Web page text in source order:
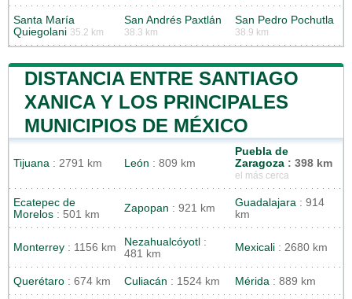
Santa María
Quiegolani 35.2 km
San Andrés Paxtlán
38.3 km
San Pedro Pochutla
38.9 km
DISTANCIA ENTRE SANTIAGO
XANICA Y LOS PRINCIPALES
MUNICIPIOS DE MÉXICO
Tijuana : 2791 km León : 809 km
Puebla de
Zaragoza : 398 km
el más cerca
Ecatepec de
Morelos : 501 km
Zapopan : 921 km Guadalajara : 914
km
Monterrey : 1156 km Nezahualcóyotl :
481 km
Mexicali : 2680 km
Querétaro : 674 km Culiacán : 1524 km Mérida : 889 km